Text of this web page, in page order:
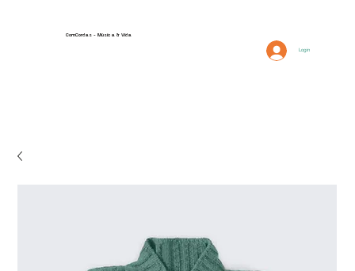
ComCordas - Música & Vida
DescriçãoLogin